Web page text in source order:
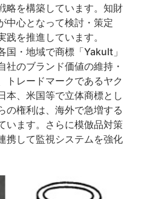
略を構築しています。知財
中心となって検討・策定
を推進しています。
国・地域で商標「Yakult」
社のブランド価値の維持・
トレードマークであるヤク
本、米国等で立体商標とし
の権利は、海外で急増する
います。さらに模倣品対策
携して監視システムを強化